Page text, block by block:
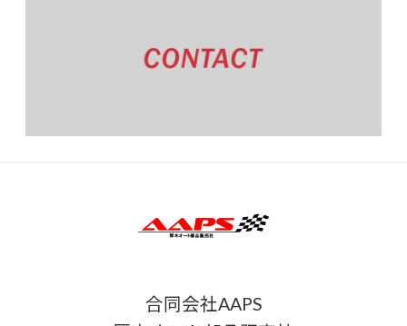
合同会社AAPS